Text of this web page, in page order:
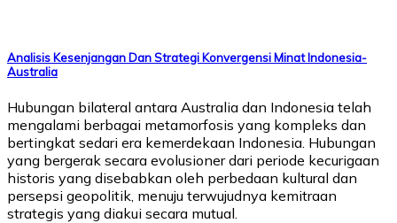
Analisis Kesenjangan Dan Strategi Konvergensi Minat Indonesia-
Australia
Hubungan bilateral antara Australia dan Indonesia telah
mengalami berbagai metamorfosis yang kompleks dan
bertingkat sedari era kemerdekaan Indonesia. Hubungan
yang bergerak secara evolusioner dari periode kecurigaan
historis yang disebabkan oleh perbedaan kultural dan
persepsi geopolitik, menuju terwujudnya kemitraan
strategis yang diakui secara mutual.